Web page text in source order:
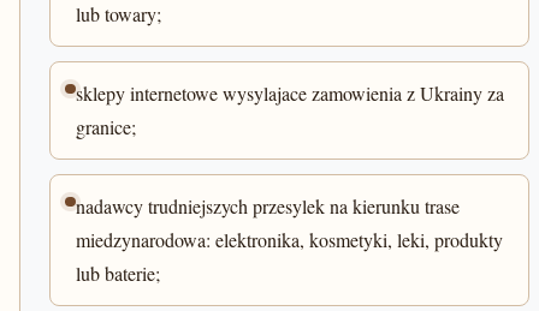
lub towary;
sklepy internetowe wysylajace zamowienia z Ukrainy za
granice;
nadawcy trudniejszych przesylek na kierunku trase
miedzynarodowa: elektronika, kosmetyki, leki, produkty
lub baterie;